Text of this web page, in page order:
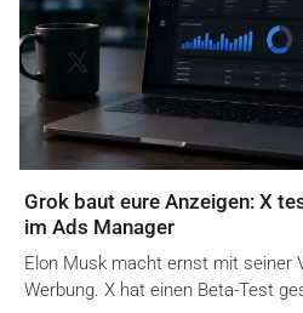
Grok baut eure Anzeigen: X
im Ads Manager
Elon Musk macht ernst mit seiner
Werbung. X hat einen Beta-Test